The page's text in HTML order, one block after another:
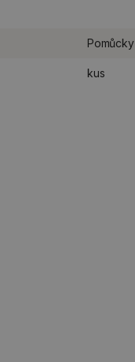
Pomůcky
kus